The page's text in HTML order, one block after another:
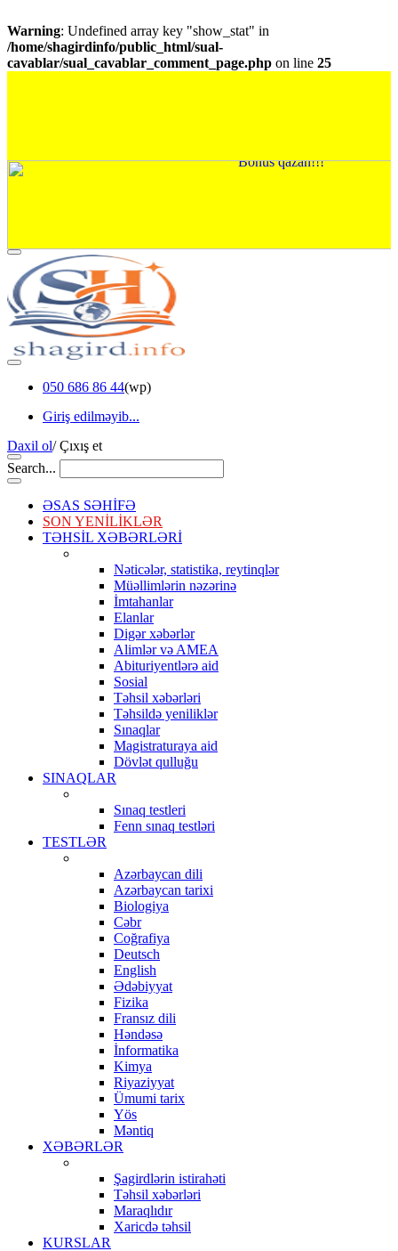
Warning: Undefined array key "show_stat" in
/home/shagirdinfo/public_html/sual-
cavablar/sual_cavablar_comment_page.php on line 25
050 686 86 44(wp)
Giriş edilməyib...
Daxil ol/Çıxış et
Search...
ƏSAS SƏHİFƏ
SON YENİLİKLƏR
TƏHSİL XƏBƏRLƏRİ
Nəticələr, statistika, reytinqlər
Müəllimlərin nəzərinə
İmtahanlar
Elanlar
Digər xəbərlər
Alimlər və AMEA
Abituriyentlərə aid
Sosial
Təhsil xəbərləri
Təhsildə yeniliklər
Sınaqlar
Magistraturaya aid
Dövlət qulluğu
SINAQLAR
Sınaq testleri
Fenn sınaq testləri
TESTLƏR
Azərbaycan dili
Azərbaycan tarixi
Biologiya
Cəbr
Coğrafiya
Deutsch
English
Ədəbiyyat
Fizika
Fransız dili
Həndəsə
İnformatika
Kimya
Riyaziyyat
Ümumi tarix
Yös
Məntiq
XƏBƏRLƏR
Şagirdlərin istirahəti
Təhsil xəbərləri
Maraqlıdır
Xaricdə təhsil
KURSLAR